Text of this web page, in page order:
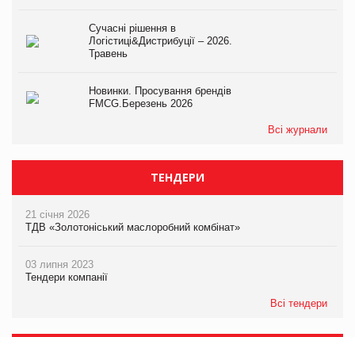
Сучасні рішення в
Логістиці&Дистрибуції – 2026.
Травень
Новинки. Просування брендів
FMCG.Березень 2026
Всі журнали
ТЕНДЕРИ
21 січня 2026
ТДВ «Золотоніський маслоробний комбінат»
03 липня 2023
Тендери компанії
Всі тендери